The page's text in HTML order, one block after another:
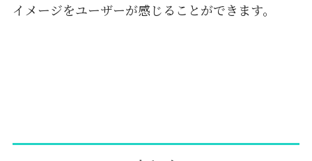
イメージをユーザーが感じることができます。